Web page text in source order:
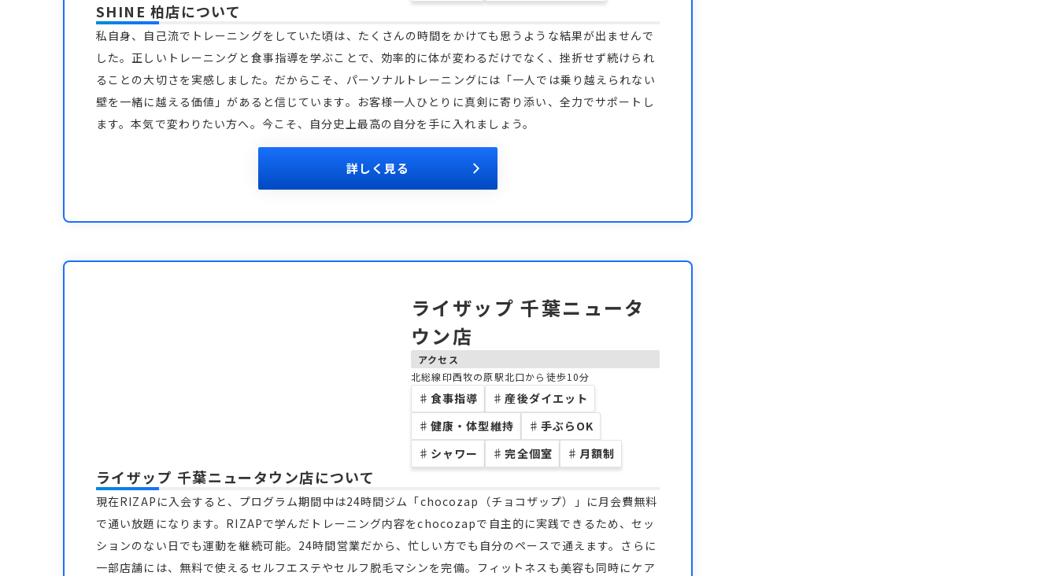
SHINE 柏店について
私自身、自己流でトレーニングをしていた頃は、たくさんの時間をかけても思うような結果が出ませんで
した。正しいトレーニングと食事指導を学ぶことで、効率的に体が変わるだけでなく、挫折せず続けられ
ることの大切さを実感しました。だからこそ、パーソナルトレーニングには「一人では乗り越えられない
壁を一緒に越える価値」があると信じています。お客様一人ひとりに真剣に寄り添い、全力でサポートし
ます。本気で変わりたい方へ。今こそ、自分史上最高の自分を手に入れましょう。
詳しく見る
ライザップ 千葉ニュータ
ウン店
アクセス
北総線印西牧の原駅北口から徒歩10分
♯ 食事指導 ♯ 産後ダイエット
♯ 健康・体型維持 ♯ 手ぶらOK
♯ シャワー ♯ 完全個室 ♯ 月額制
ライザップ 千葉ニュータウン店について
現在RIZAPに入会すると、プログラム期間中は24時間ジム「chocozap（チョコザップ）」に月会費無料
で通い放題になります。RIZAPで学んだトレーニング内容をchocozapで自主的に実践できるため、セッ
ションのない日でも運動を継続可能。24時間営業だから、忙しい方でも自分のペースで通えます。さらに
一部店舗には、無料で使えるセルフエステやセルフ脱毛マシンを完備。フィットネスも美容も同時にケア